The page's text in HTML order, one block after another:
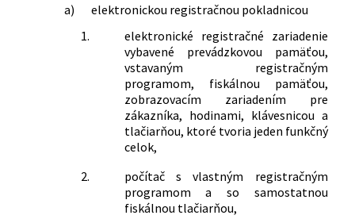
národnej rady č. 511/1992 Zb. o správe
daní a poplatkov a o zmenách v sústave
územných finančných orgánov v znení
neskorších predpisov v znení
neskorších predpisov a ktorým sa
dopĺňa zákon č. 178/1998 Z. z. o
podmienkach predaja výrobkov a
poskytovania služieb na trhových
miestach a o zmene a doplnení zákona
č. 455/1991 Zb. o živnostenskom
podnikaní (živnostenský zákon) v znení
neskorších predpisov v znení
a)
elektronickou registračnou pokladnicou
1.
elektronické registračné zariadenie
vybavené prevádzkovou pamäťou,
vstavaným registračným
programom, fiskálnou pamäťou,
zobrazovacím zariadením pre
zákazníka, hodinami, klávesnicou a
tlačiarňou, ktoré tvoria jeden funkčný
celok,
2.
počítač s vlastným registračným
programom a so samostatnou
fiskálnou tlačiarňou,